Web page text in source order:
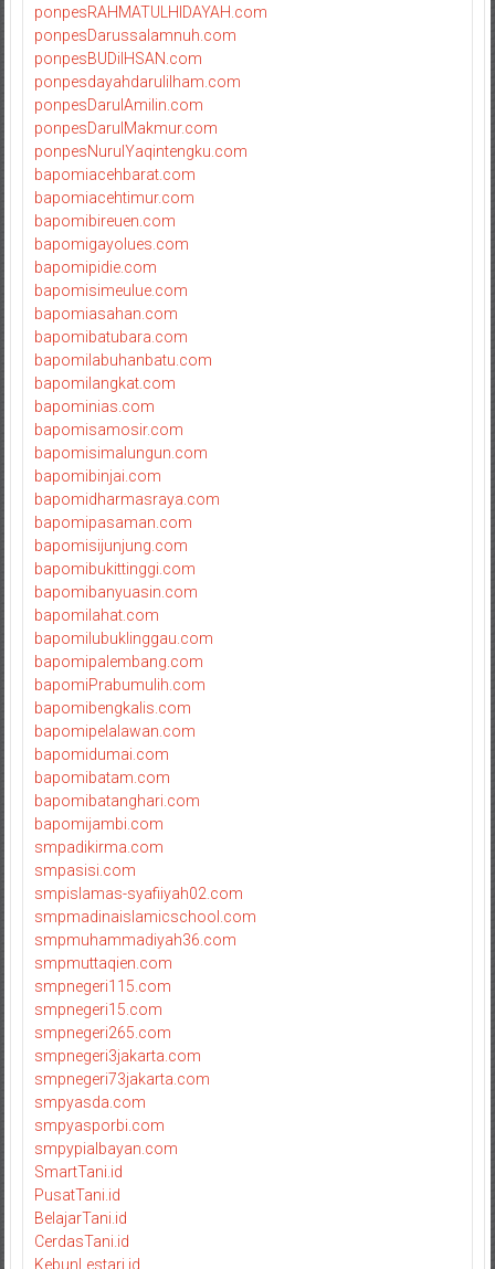
ponpesRAHMATULHIDAYAH.com
ponpesDarussalamnuh.com
ponpesBUDiIHSAN.com
ponpesdayahdarulilham.com
ponpesDarulAmilin.com
ponpesDarulMakmur.com
ponpesNurulYaqintengku.com
bapomiacehbarat.com
bapomiacehtimur.com
bapomibireuen.com
bapomigayolues.com
bapomipidie.com
bapomisimeulue.com
bapomiasahan.com
bapomibatubara.com
bapomilabuhanbatu.com
bapomilangkat.com
bapominias.com
bapomisamosir.com
bapomisimalungun.com
bapomibinjai.com
bapomidharmasraya.com
bapomipasaman.com
bapomisijunjung.com
bapomibukittinggi.com
bapomibanyuasin.com
bapomilahat.com
bapomilubuklinggau.com
bapomipalembang.com
bapomiPrabumulih.com
bapomibengkalis.com
bapomipelalawan.com
bapomidumai.com
bapomibatam.com
bapomibatanghari.com
bapomijambi.com
smpadikirma.com
smpasisi.com
smpislamas-syafiiyah02.com
smpmadinaislamicschool.com
smpmuhammadiyah36.com
smpmuttaqien.com
smpnegeri115.com
smpnegeri15.com
smpnegeri265.com
smpnegeri3jakarta.com
smpnegeri73jakarta.com
smpyasda.com
smpyasporbi.com
smpypialbayan.com
SmartTani.id
PusatTani.id
BelajarTani.id
CerdasTani.id
KebunLestari.id